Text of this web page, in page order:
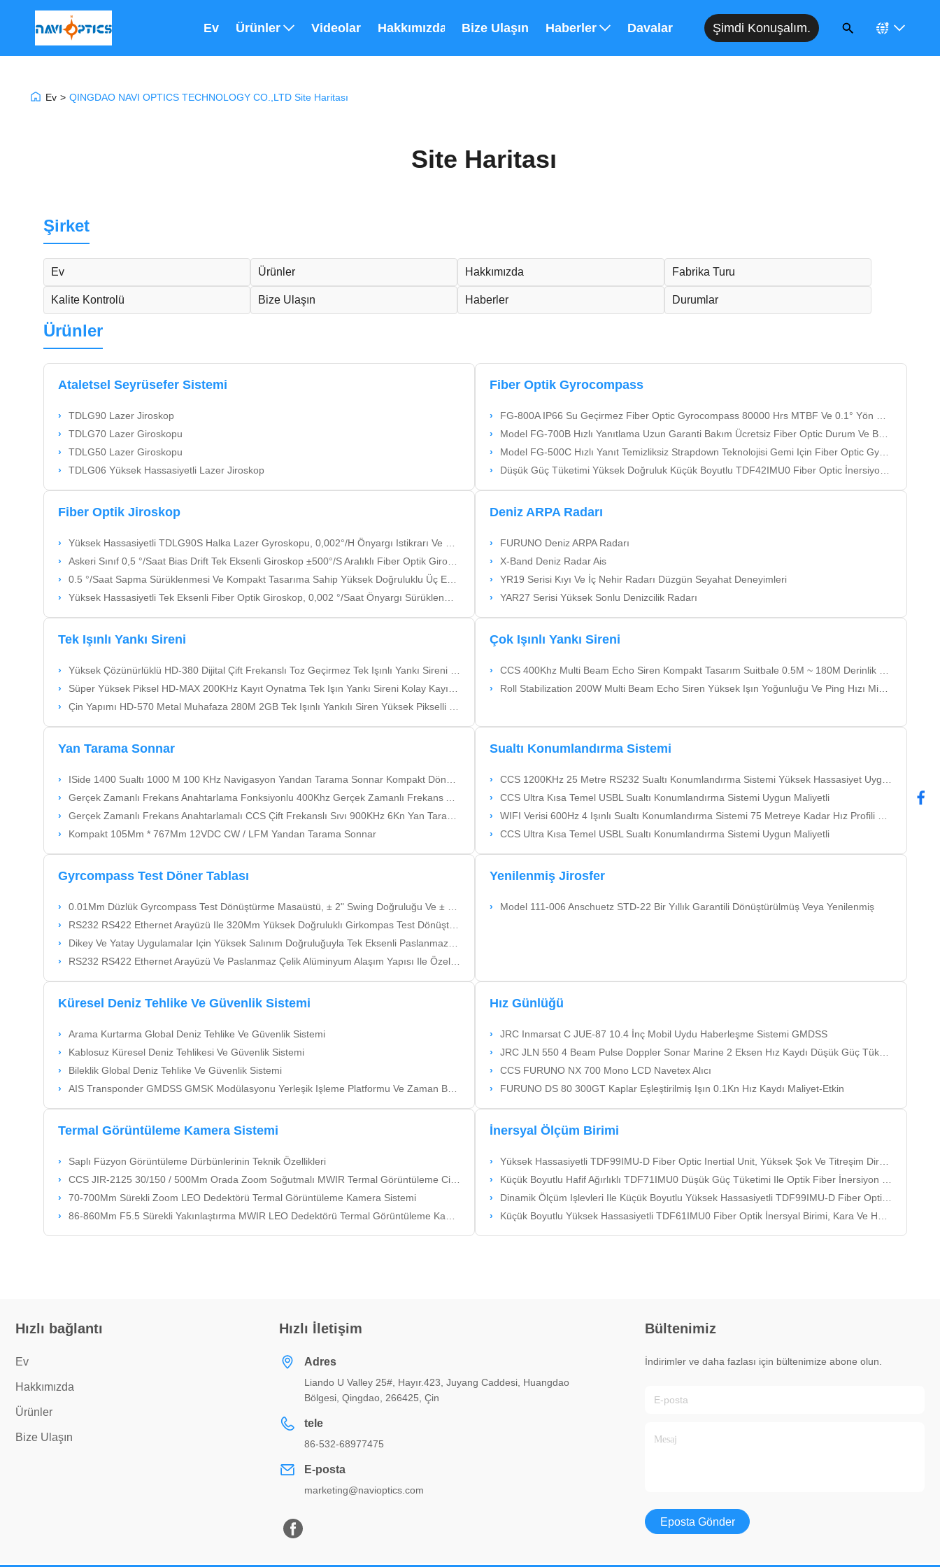
Ev Ürünler Videolar Hakkımızda Bize Ulaşın Haberler Davalar Şimdi Konuşalım.
Ev > QINGDAO NAVI OPTICS TECHNOLOGY CO.,LTD Site Haritası
Site Haritası
Şirket
Ev Ürünler Hakkımızda Fabrika Turu
Kalite Kontrolü Bize Ulaşın Haberler Durumlar
Ürünler
Ataletsel Seyrüsefer Sistemi
TDLG90 Lazer Jiroskop
TDLG70 Lazer Giroskopu
TDLG50 Lazer Giroskopu
TDLG06 Yüksek Hassasiyetli Lazer Jiroskop
Fiber Optik Gyrocompass
FG-800A IP66 Su Geçirmez Fiber Optic Gyrocompass 80000 Hrs MTBF Ve 0.1° Yön Doğruluğu
Model FG-700B Hızlı Yanıtlama Uzun Garanti Bakım Ücretsiz Fiber Optic Durum Ve Başlık Referans Sistemi AHRS
Model FG-500C Hızlı Yanıt Temizliksiz Strapdown Teknolojisi Gemi Için Fiber Optic Gyrocompass
Düşük Güç Tüketimi Yüksek Doğruluk Küçük Boyutlu TDF42IMU0 Fiber Optic İnersiyon Ölçüm Birimi
Fiber Optik Jiroskop
Yüksek Hassasiyetli TDLG90S Halka Lazer Gyroskopu, 0,002°/H Önyargı Istikrarı Ve Geniş Dinamik Aralığı
Askeri Sınıf 0,5 °/Saat Bias Drift Tek Eksenli Giroskop ±500°/S Aralıklı Fiber Optik Giroskop
0.5 °/Saat Sapma Sürüklenmesi Ve Kompakt Tasarıma Sahip Yüksek Doğruluklu Üç Eksenli Fiber Optik Jiroskop
Yüksek Hassasiyetli Tek Eksenli Fiber Optik Giroskop, 0,002 °/Saat Önyargı Sürüklenmesi Ve ±300 °/S Açısal Hız
Deniz ARPA Radarı
FURUNO Deniz ARPA Radarı
X-Band Deniz Radar Ais
YR19 Serisi Kıyı Ve İç Nehir Radarı Düzgün Seyahat Deneyimleri
YAR27 Serisi Yüksek Sonlu Denizcilik Radarı
Tek Işınlı Yankı Sireni
Yüksek Çözünürlüklü HD-380 Dijital Çift Frekanslı Toz Geçirmez Tek Işınlı Yankı Sireni Taşınabilir
Süper Yüksek Piksel HD-MAX 200KHz Kayıt Oynatma Tek Işın Yankı Sireni Kolay Kayıt Ve Oynatma Çoklu Çıkışlar
Çin Yapımı HD-570 Metal Muhafaza 280M 2GB Tek Işınlı Yankılı Siren Yüksek Pikselli Tam Metal Muhafaza Uygun Maliyetli
Çok Işınlı Yankı Sireni
CCS 400Khz Multi Beam Echo Siren Kompakt Tasarım Suitbale 0.5M ~ 180M Derinlik Su Için
Roll Stabilization 200W Multi Beam Echo Siren Yüksek Işın Yoğunluğu Ve Ping Hızı Minyatürleştirme
Yan Tarama Sonnar
ISide 1400 Sualtı 1000 M 100 KHz Navigasyon Yandan Tarama Sonnar Kompakt Dönüştürücü Tasarımı
Gerçek Zamanlı Frekans Anahtarlama Fonksiyonlu 400Khz Gerçek Zamanlı Frekans Anahtarlamalı Yan Tarama Sonnar
Gerçek Zamanlı Frekans Anahtarlamalı CCS Çift Frekanslı Sıvı 900KHz 6Kn Yan Tarama Sonnar
Kompakt 105Mm * 767Mm 12VDC CW / LFM Yandan Tarama Sonnar
Sualtı Konumlandırma Sistemi
CCS 1200KHz 25 Metre RS232 Sualtı Konumlandırma Sistemi Yüksek Hassasiyet Uygun Maliyetli
CCS Ultra Kısa Temel USBL Sualtı Konumlandırma Sistemi Uygun Maliyetli
WIFI Verisi 600Hz 4 Işınlı Sualtı Konumlandırma Sistemi 75 Metreye Kadar Hız Profili Yüksek Doğruluk
CCS Ultra Kısa Temel USBL Sualtı Konumlandırma Sistemi Uygun Maliyetli
Gyrcompass Test Döner Tablası
0.01Mm Düzlük Gyrcompass Test Dönüştürme Masaüstü, ± 2" Swing Doğruluğu Ve ± 3" Açısal Konum Doğruluğu
RS232 RS422 Ethernet Arayüzü Ile 320Mm Yüksek Doğruluklı Girkompas Test Dönüştürücü
Dikey Ve Yatay Uygulamalar Için Yüksek Salınım Doğruluğuyla Tek Eksenli Paslanmaz Çelik Girkompas Test Döngüsü
RS232 RS422 Ethernet Arayüzü Ve Paslanmaz Çelik Alüminyum Alaşım Yapısı Ile Özel Üç Ekli Gyrcompass Test Döner Masası
Yenilenmiş Jirosfer
Model 111-006 Anschuetz STD-22 Bir Yıllık Garantili Dönüştürülmüş Veya Yenilenmiş
Küresel Deniz Tehlike Ve Güvenlik Sistemi
Arama Kurtarma Global Deniz Tehlike Ve Güvenlik Sistemi
Kablosuz Küresel Deniz Tehlikesi Ve Güvenlik Sistemi
Bileklik Global Deniz Tehlike Ve Güvenlik Sistemi
AIS Transponder GMDSS GMSK Modülasyonu Yerleşik Işleme Platformu Ve Zaman Bölmeli Çoklu Adres
Hız Günlüğü
JRC Inmarsat C JUE-87 10.4 İnç Mobil Uydu Haberleşme Sistemi GMDSS
JRC JLN 550 4 Beam Pulse Doppler Sonar Marine 2 Eksen Hız Kaydı Düşük Güç Tüketimi Yüksek Hızlı Ölçüm Hassasiyeti
CCS FURUNO NX 700 Mono LCD Navetex Alıcı
FURUNO DS 80 300GT Kaplar Eşleştirilmiş Işın 0.1Kn Hız Kaydı Maliyet-Etkin
Termal Görüntüleme Kamera Sistemi
Saplı Füzyon Görüntüleme Dürbünlerinin Teknik Özellikleri
CCS JIR-2125 30/150 / 500Mm Orada Zoom Soğutmalı MWIR Termal Görüntüleme Cihazı Uygun Maliyetli
70-700Mm Sürekli Zoom LEO Dedektörü Termal Görüntüleme Kamera Sistemi
86-860Mm F5.5 Sürekli Yakınlaştırma MWIR LEO Dedektörü Termal Görüntüleme Kamera Sistemi
İnersyal Ölçüm Birimi
Yüksek Hassasiyetli TDF99IMU-D Fiber Optic Inertial Unit, Yüksek Şok Ve Titreşim Direnci Ve Küçük Boyutlu
Küçük Boyutlu Hafif Ağırlıklı TDF71IMU0 Düşük Güç Tüketimi Ile Optik Fiber İnersiyon Birimi
Dinamik Ölçüm Işlevleri Ile Küçük Boyutlu Yüksek Hassasiyetli TDF99IMU-D Fiber Optic Inertial Unit
Küçük Boyutlu Yüksek Hassasiyetli TDF61IMU0 Fiber Optik İnersyal Birimi, Kara Ve Hava Üzerinde Silah Platformları Için Düşük Güç Tüketimi
Hızlı bağlantı
Ev
Hakkımızda
Ürünler
Bize Ulaşın
Hızlı İletişim
Adres
Liando U Valley 25#, Hayır.423, Juyang Caddesi, Huangdao
Bölgesi, Qingdao, 266425, Çin
tele
86-532-68977475
E-posta
marketing@navioptics.com
Bültenimiz
İndirimler ve daha fazlası için bültenimize abone olun.
Eposta Gönder